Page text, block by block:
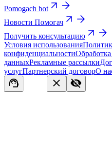
Pomogach bot
Новости Помогач
Получить консультацию
Условия использования
конфиденциальности
данныхРекламные рассылки
услугПартнерский договорО